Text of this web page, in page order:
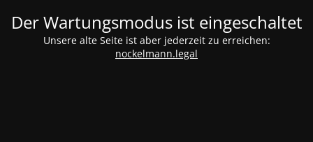
Der Wartungsmodus ist eingeschaltet
Unsere alte Seite ist aber jederzeit zu erreichen:
nockelmann.legal